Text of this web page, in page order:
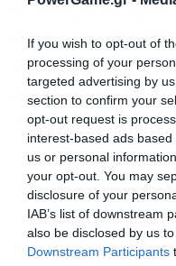
If you wish to opt-out of
processing of your
targeted advertising by
section to confirm your
opt-out request is
interest-based ads
us or personal
your opt-out. You may
disclosure of your
IAB’s list of downstream
also be disclosed by us
Downstream Participants
ότι η κλιματική
αποτύπωμά της
φαινόμενο της
Αττική και η λύση
εκκρεμής.